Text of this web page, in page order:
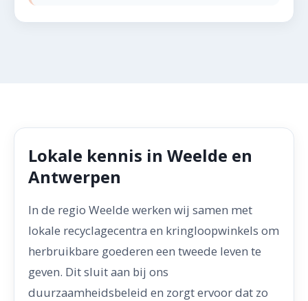
Lokale kennis in Weelde en
Antwerpen
In de regio Weelde werken wij samen met
lokale recyclagecentra en kringloopwinkels om
herbruikbare goederen een tweede leven te
geven. Dit sluit aan bij ons
duurzaamheidsbeleid en zorgt ervoor dat zo